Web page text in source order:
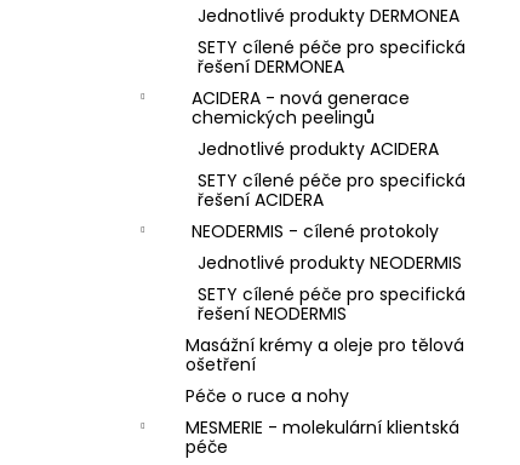
Jednotlivé produkty DERMONEA
SETY cílené péče pro specifická
řešení DERMONEA
ACIDERA - nová generace
chemických peelingů
Jednotlivé produkty ACIDERA
SETY cílené péče pro specifická
řešení ACIDERA
NEODERMIS - cílené protokoly
Jednotlivé produkty NEODERMIS
SETY cílené péče pro specifická
řešení NEODERMIS
Masážní krémy a oleje pro tělová
ošetření
Péče o ruce a nohy
MESMERIE - molekulární klientská
péče